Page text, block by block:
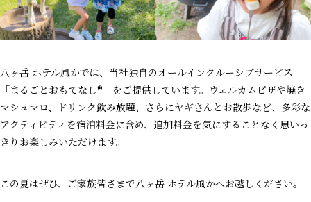
八ヶ岳 ホテル風かでは、当社独自のオールインクルーシブサービス
「まるごとおもてなし®」をご提供しています。ウェルカムピザや焼き
マシュマロ、ドリンク飲み放題、さらにヤギさんとお散歩など、多彩な
アクティビティを宿泊料金に含め、追加料金を気にすることなく思いっ
きりお楽しみいただけます。
この夏はぜひ、ご家族皆さまで八ヶ岳 ホテル風かへお越しください。